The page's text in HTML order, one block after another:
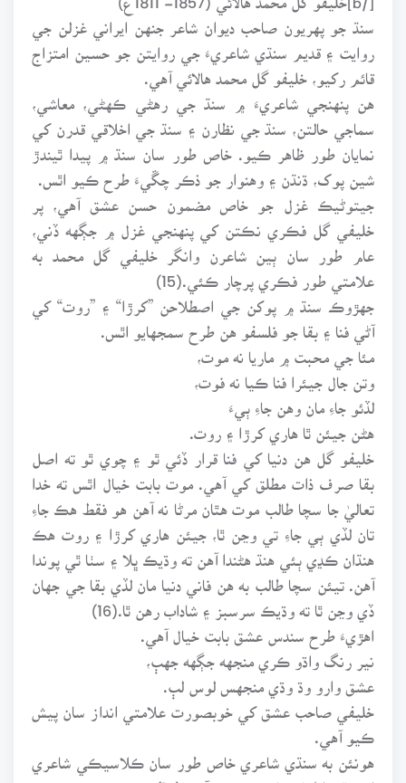
سنڌ جو پهريون صاحب ديوان شاعر جنهن ايراني غزلن جي
روايت ۽ قديم سنڌي شاعريءَ جي روايتن جو حسين امتزاج
قائم رکيو، خليفو گل محمد هالائي آهي.
هن پنهنجي شاعريءَ ۾ سنڌ جي رهڻي ڪهڻي، معاشي،
سماجي حالتن، سنڌ جي نظارن ۽ سنڌ جي اخلاقي قدرن کي
نمايان طور ظاهر ڪيو. خاص طور سان سنڌ ۾ پيدا ٿيندڙ
شين پوک، ڌنڌن ۽ وهنوار جو ذڪر چڱيءَ طرح ڪيو اٿس.
جيتوڻيڪ غزل جو خاص مضمون حسن عشق آهي، پر
خليفي گل فڪري نڪتن کي پنهنجي غزل ۾ جڳهه ڏني،
عام طور سان ٻين شاعرن وانگر خليفي گل محمد به
علامتي طور فڪري پرچار ڪئي.(15)
جهڙوڪ سنڌ ۾ پوکن جي اصطلاحن ”کرڙا“ ۽ ”روت“ کي
آڻي فنا ۽ بقا جو فلسفو هن طرح سمجهايو اٿس.
مئا جي محبت ۾ ماريا نه موت،
وتن جال جيئرا فنا ڪيا نه فوت،
لڏئو جاءِ مان وهن جاءِ ٻيءَ
هڻن جيئن ٿا هاري کرڙا ۽ روت.
خليفو گل هن دنيا کي فنا قرار ڏئي ٿو ۽ چوي ٿو ته اصل
بقا صرف ذات مطلق کي آهي. موت بابت خيال اٿس ته خدا
تعاليٰ جا سچا طالب موت هٿان مرڻا نه آهن هو فقط هڪ جاءِ
تان لڏي ٻي جاءِ تي وڃن ٿا، جيئن هاري کرڙا ۽ روت هڪ
هنڌان ڪڍي ٻئي هنڌ هڻندا آهن ته وڌيڪ ڀلا ۽ سٺا ٿي پوندا
آهن. تيئن سچا طالب به هن فاني دنيا مان لڏي بقا جي جهان
ڏي وڃن ٿا ته وڌيڪ سرسبز ۽ شاداب رهن ٿا.(16)
اهڙيءَ طرح سندس عشق بابت خيال آهي.
نير رنگ واڌو ڪري منجهه جڳهه جهٻ،
عشق وارو وڌ وڌي منجهس لوس لٻ.
خليفي صاحب عشق کي خوبصورت علامتي انداز سان پيش
ڪيو آهي.
هونئن به سنڌي شاعري خاص طور سان ڪلاسيڪي شاعري
اڻ سڌي اظهار سان ڀري پئي آهي.(17)